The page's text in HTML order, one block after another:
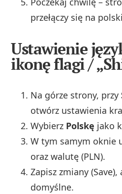
przełączy się na
Ustawienie
ikonę flagi /
Na górze strony, przy
otwórz ustawienia
Wybierz Polskę jako
W tym samym oknie
oraz walutę (PLN).
Zapisz zmiany (Save),
domyślne.